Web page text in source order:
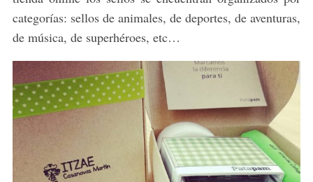
categorías: sellos de animales, de deportes, de aventuras,
de música, de superhéroes, etc…